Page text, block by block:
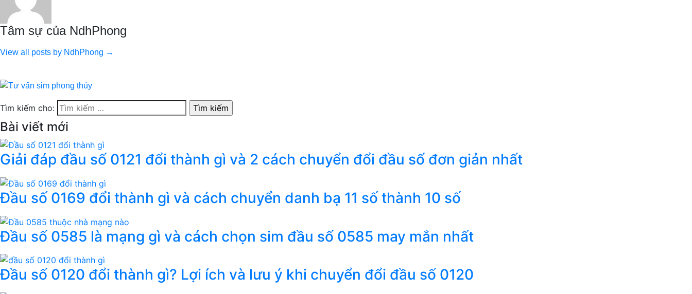
Tâm sự của NdhPhong
View all posts by NdhPhong →
Tìm kiếm cho:
Bài viết mới
Giải đáp đầu số 0121 đổi thành gì và 2 cách chuyển đổi đầu số đơn giản nhất
Đầu số 0169 đổi thành gì và cách chuyển danh bạ 11 số thành 10 số
Đầu số 0585 là mạng gì và cách chọn sim đầu số 0585 may mắn nhất
Đầu số 0120 đổi thành gì? Lợi ích và lưu ý khi chuyển đổi đầu số 0120